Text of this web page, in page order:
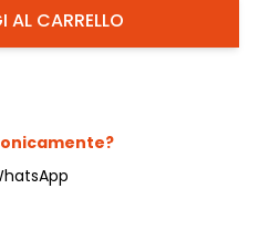
AL CARRELLO